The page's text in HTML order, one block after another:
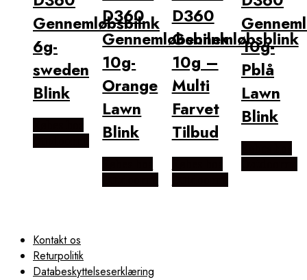
Gennemløbsbilnk
6g-
sweden
Blink
D360
Gennemløbsbilnk
10g-
Orange
Lawn
Blink
D360
Gennemløbsblink
10g –
Multi
Farvet
Tilbud
10g-
Pblå
Lawn
Blink
Kontakt os
Returpolitik
Databeskyttelseserklæring